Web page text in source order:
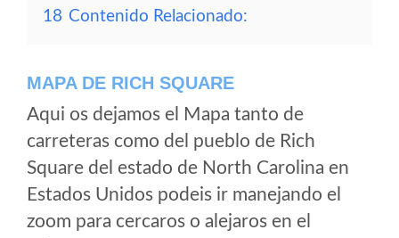
18 Contenido Relacionado:
MAPA DE RICH SQUARE
Aqui os dejamos el Mapa tanto de
carreteras como del pueblo de Rich
Square del estado de North Carolina en
Estados Unidos podeis ir manejando el
zoom para cercaros o alejaros en el